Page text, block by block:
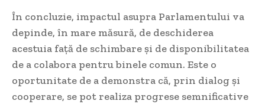
În concluzie, impactul asupra Parlamentului va
depinde, în mare măsură, de deschiderea
acestuia față de schimbare și de disponibilitatea
de a colabora pentru binele comun. Este o
oportunitate de a demonstra că, prin dialog și
cooperare, se pot realiza progrese semnificative